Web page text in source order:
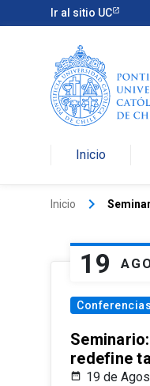
Ir al sitio UC
Inicio
Inicio keyboard_arrow_right
19
Conferencias
redefine
19 de